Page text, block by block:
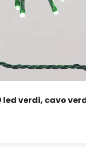
led verdi, cavo